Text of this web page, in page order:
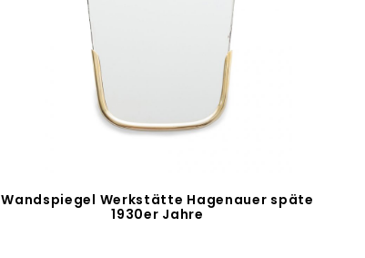
Wandspiegel Werkstätte Hagenauer späte
1930er Jahre